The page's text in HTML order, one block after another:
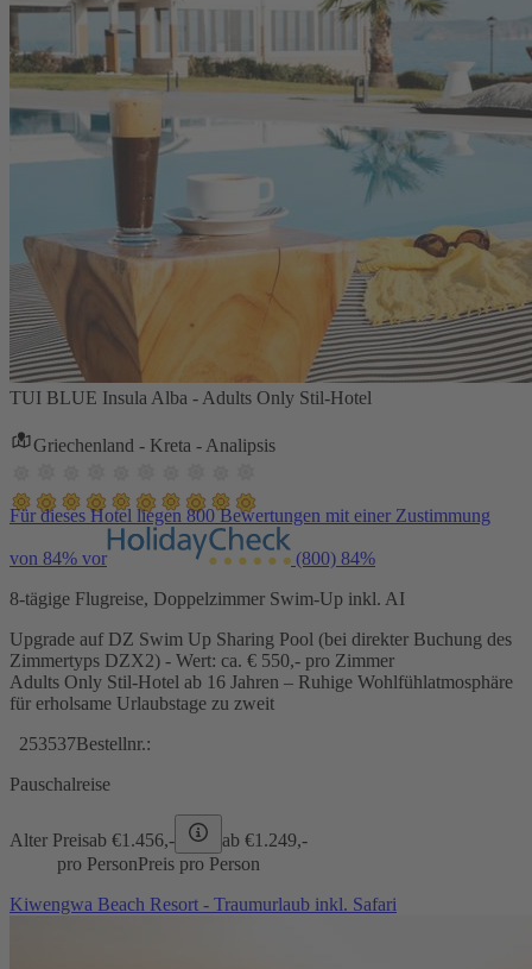
TUI BLUE Insula Alba - Adults Only Stil-Hotel
Griechenland - Kreta - Analipsis
Für dieses Hotel liegen 800 Bewertungen mit einer Zustimmung
von 84% vor (800) 84%
8-tägige Flugreise, Doppelzimmer Swim-Up inkl. AI
Upgrade auf DZ Swim Up Sharing Pool (bei direkter Buchung des
Zimmertyps DZX2) - Wert: ca. € 550,- pro Zimmer
Adults Only Stil-Hotel ab 16 Jahren – Ruhige Wohlfühlatmosphäre
für erholsame Urlaubstage zu zweit
253537Bestellnr.:
Pauschalreise
Alter Preisab €1.456,- ab €1.249,-
pro PersonPreis pro Person
Kiwengwa Beach Resort - Traumurlaub inkl. Safari